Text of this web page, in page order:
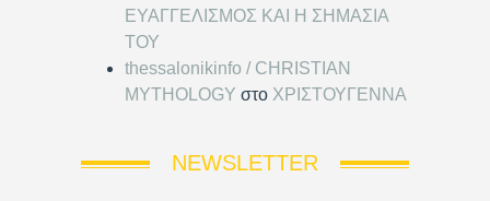
ΕΥΑΓΓΕΛΙΣΜΟΣ ΚΑΙ Η ΣΗΜΑΣΙΑ
ΤΟΥ
thessalonikinfo / CHRISTIAN
MYTHOLOGY στο ΧΡΙΣΤΟΥΓΕΝΝΑ
NEWSLETTER